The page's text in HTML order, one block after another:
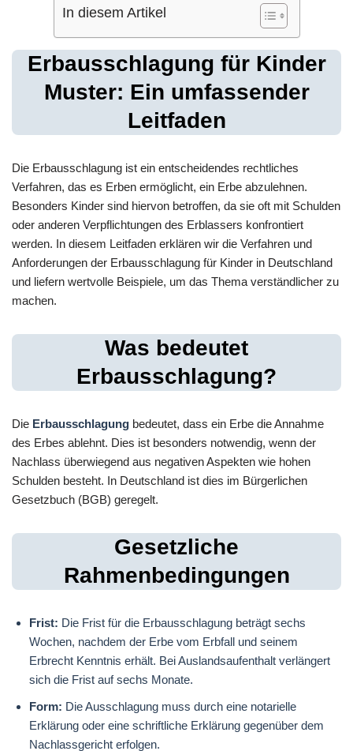
In diesem Artikel
Erbausschlagung für Kinder
Muster: Ein umfassender
Leitfaden
Die Erbausschlagung ist ein entscheidendes rechtliches
Verfahren, das es Erben ermöglicht, ein Erbe abzulehnen.
Besonders Kinder sind hiervon betroffen, da sie oft mit Schulden
oder anderen Verpflichtungen des Erblassers konfrontiert
werden. In diesem Leitfaden erklären wir die Verfahren und
Anforderungen der Erbausschlagung für Kinder in Deutschland
und liefern wertvolle Beispiele, um das Thema verständlicher zu
machen.
Was bedeutet
Erbausschlagung?
Die Erbausschlagung bedeutet, dass ein Erbe die Annahme
des Erbes ablehnt. Dies ist besonders notwendig, wenn der
Nachlass überwiegend aus negativen Aspekten wie hohen
Schulden besteht. In Deutschland ist dies im Bürgerlichen
Gesetzbuch (BGB) geregelt.
Gesetzliche
Rahmenbedingungen
Frist: Die Frist für die Erbausschlagung beträgt sechs
Wochen, nachdem der Erbe vom Erbfall und seinem
Erbrecht Kenntnis erhält. Bei Auslandsaufenthalt verlängert
sich die Frist auf sechs Monate.
Form: Die Ausschlagung muss durch eine notarielle
Erklärung oder eine schriftliche Erklärung gegenüber dem
Nachlassgericht erfolgen.